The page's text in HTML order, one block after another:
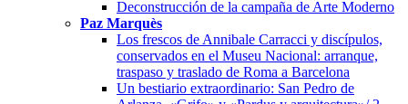
Deconstrucción de la campaña de Arte Moderno
Paz Marquès
Los frescos de Annibale Carracci y discípulos,
conservados en el Museu Nacional: arranque,
traspaso y traslado de Roma a Barcelona
Un bestiario extraordinario: San Pedro de